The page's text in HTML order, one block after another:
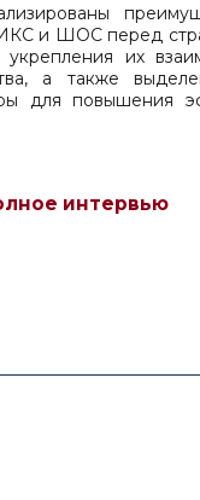
и ШОС перед
укрепления их
а также
для повышения
интервью